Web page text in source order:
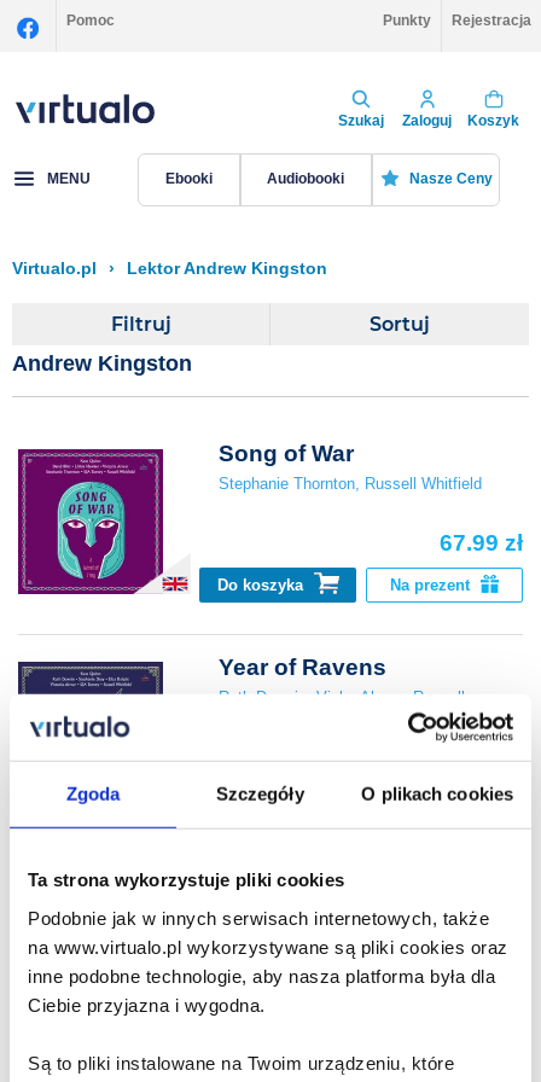
Zgoda Szczegóły O plikach cookies
Ta strona wykorzystuje pliki cookies
Podobnie jak w innych serwisach internetowych, także
na www.virtualo.pl wykorzystywane są pliki cookies oraz
inne podobne technologie, aby nasza platforma była dla
Ciebie przyjazna i wygodna.
Są to pliki instalowane na Twoim urządzeniu, które
Pomoc Punkty Rejestracja
Szukaj Zaloguj Koszyk
MENU Ebooki Audiobooki Nasze Ceny
Virtualo.pl › Lektor Andrew Kingston
Filtruj Sortuj
Andrew Kingston
Song of War
Stephanie Thornton Russell Whitfield
67.99 zł
Do koszyka Na prezent
Year of Ravens
Ruth Downie ,Vicky Alvear
Russell
67.99 zł
Do koszyka Na prezent
Day of Fire
Vicky Alvear ,Ben Kane Sophie Perinot
77.90 zł
Do koszyka